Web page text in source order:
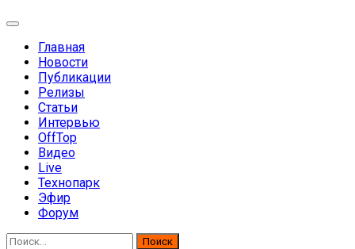
Главная
Новости
Публикации
Релизы
Статьи
Интервью
OffTop
Видео
Live
Технопарк
Эфир
Форум
Найти: